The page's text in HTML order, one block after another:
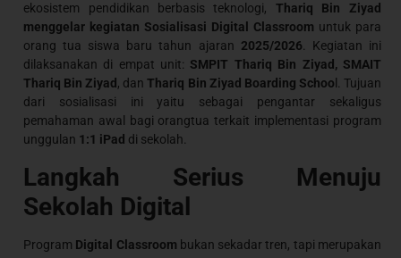
ekosistem pendidikan berbasis teknologi, Thariq Bin Ziyad
menggelar kegiatan Sosialisasi Digital Classroom untuk para
orang tua siswa baru tahun ajaran 2025/2026. Kegiatan ini
dilaksanakan di empat unit: SMPIT Thariq Bin Ziyad, SMAIT
Thariq Bin Ziyad , danThariq Bin Ziyad Boarding Schoo l. Tujuan
dari sosialisasi ini yaitu sebagai pengantar sekaligus
pemahaman awal bagi orangtua terkait implementasi program
unggulan 1:1 iPad di sekolah.
Langkah Serius Menuju
Sekolah Digital
Program Digital Classroom bukan sekadar tren, tapi merupakan